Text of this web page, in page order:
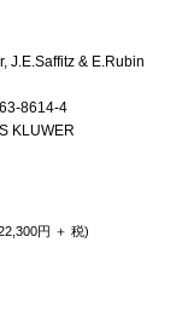
J.E.Saffitz & E.Rubin
8614-4
KLUWER
円 ＋ 税)